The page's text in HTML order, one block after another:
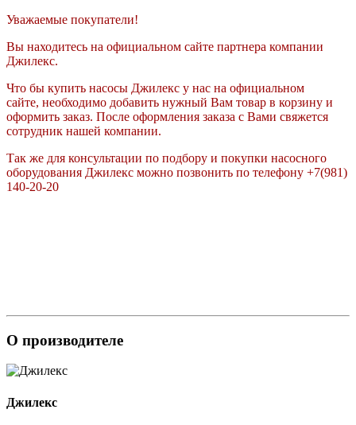
Уважаемые покупатели!
Вы находитесь на официальном сайте партнера компании
Джилекс.
Что бы купить насосы Джилекс у нас на официальном
сайте, необходимо добавить нужный Вам товар в корзину и
оформить заказ. После оформления заказа с Вами свяжется
сотрудник нашей компании.
Так же для консультации по подбору и покупки насосного
оборудования Джилекс можно позвонить по телефону +7(981)
140-20-20
О производителе
Джилекс